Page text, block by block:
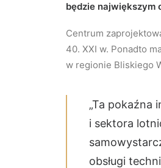
będzie największym
Centrum
40. XXI w. Ponadto
w regionie Bliskiego
„Ta pokaźna
i sektora
obsługi